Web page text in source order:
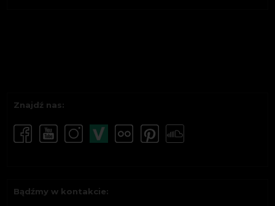
Znajdź nas:
Bądźmy w kontakcie: